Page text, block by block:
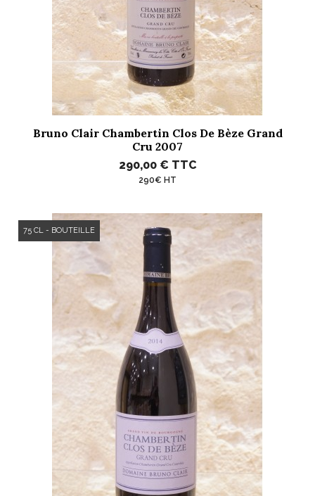
Bruno Clair Chambertin Clos De Bèze Grand
Cru 2007
290,00 € TTC
290€ HT
75 CL - BOUTEILLE